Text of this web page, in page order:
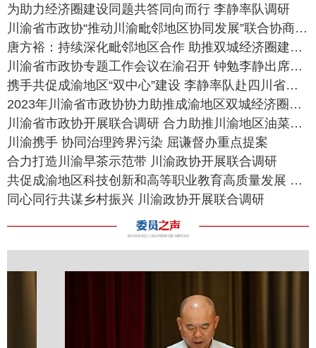
为助力经济圈建设同题共答同向而行 李静率队调研
川渝省市政协“推动川渝毗邻地区协同发展”联合协商会议召开
唐方裕：持续深化毗邻地区合作 助推双城经济圈建设走深走实
川渝省市政协专题工作会议在渝召开 钟勉李静出席并讲话
携手共促成渝地区“双中心”建设 李静率队赴四川省调研
2023年川渝省市政协协力助推成渝地区双城经济圈建设联席会议召开
川渝省市政协开展联合调研 合力助推川渝地区油菜产业高质量发展
川渝携手 协同治理跨界污染 屈谦督办重点提案
合力打造川渝早茶示范带 川渝政协开展联合调研
共促成渝地区科技创新和高等职业教育高质量发展 吴刚率队赴四川省调研
同心同行共谋乡村振兴 川渝政协开展联合调研